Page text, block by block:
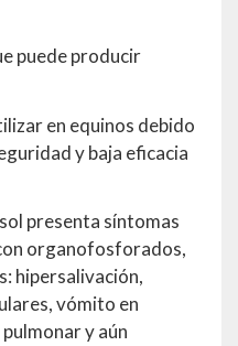
puede producir
en equinos debido
y baja eficacia
presenta síntomas
organofosforados,
hipersalivación,
vómito en
y aún